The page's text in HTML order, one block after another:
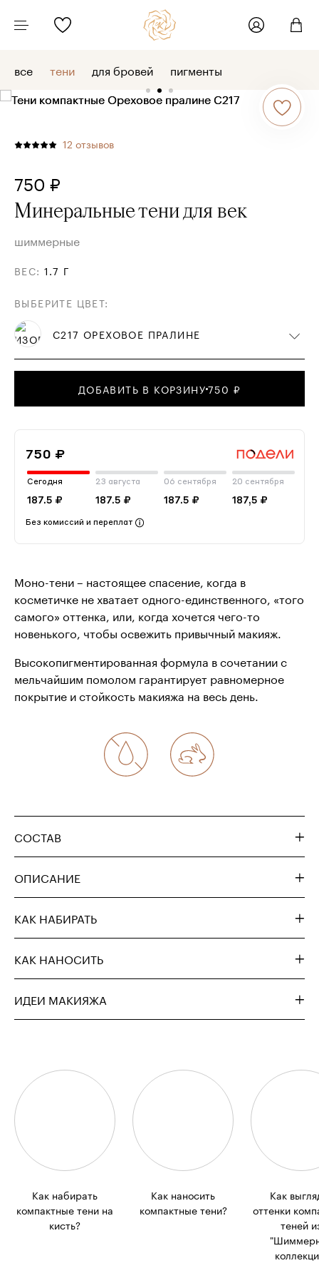
все тени для бровей пигменты
12 отзывов
750 ₽
Минеральные тени для век
шиммерные
ВЕС:1.7 Г
ВЫБЕРИТЕ ЦВЕТ:
С217 ОРЕХОВОЕ ПРАЛИНЕ
ДОБАВИТЬ В КОРЗИНУ750 ₽
750 ₽
Сегодня
187.5 ₽
23 августа
187.5 ₽
06 сентября
187.5 ₽
20 сентября
187,5 ₽
Без комиссий и переплат
Моно-тени – настоящее спасение, когда в
косметичке не хватает одного-единственного, «того
самого» оттенка, или, когда хочется чего-то
новенького, чтобы освежить привычный макияж.
Высокопигментированная формула в сочетании с
мельчайшим помолом гарантирует равномерное
покрытие и стойкость макияжа на весь день.
СОСТАВ
ОПИСАНИЕ
КАК НАБИРАТЬ
КАК НАНОСИТЬ
ИДЕИ МАКИЯЖА
Как набирать
компактные тени на
кисть?
Как наносить
компактные тени?
Как
оттенки
теней